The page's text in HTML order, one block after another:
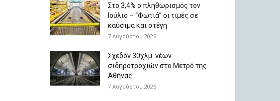
Στο 3,4% ο πληθωρισμός τον
Ιούλιο – “Φωτιά” οι τιμές σε
καύσιμα και στέγη
7 Αυγούστου 2026
Σχεδόν 30χλμ. νέων
σιδηροτροχιών στο Μετρό της
Αθήνας
7 Αυγούστου 2026